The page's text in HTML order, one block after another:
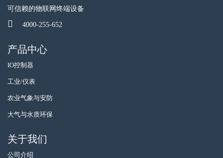
可信赖的物联网终端设备
4000-255-652
产品中心
IO控制器
工业/仪表
农业气象与安防
大气与水质环保
关于我们
公司介绍